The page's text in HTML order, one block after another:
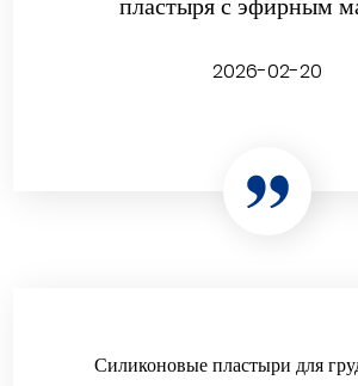
пластыря с эфирным
2026-02-20
Силиконовые пластыри для